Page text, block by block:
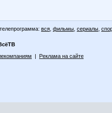
вся фильмы сериалы
| Реклама на сайте